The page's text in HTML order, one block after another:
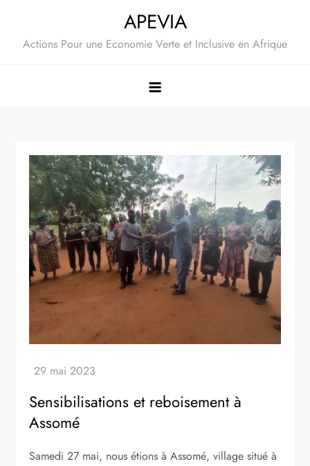
content
APEVIA
Actions Pour une Economie Verte et Inclusive en Afrique
Sensibilisations et reboisement à
Assomé
Samedi 27 mai, nous étions à Assomé, village situé à